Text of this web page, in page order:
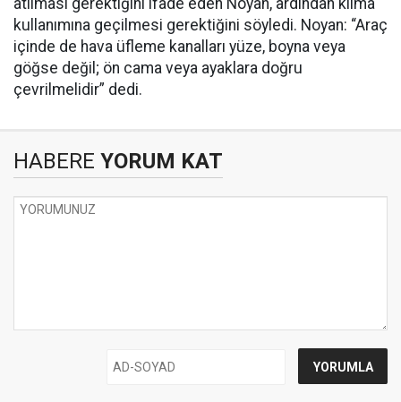
atılması gerektiğini ifade eden Noyan, ardından klima
kullanımına geçilmesi gerektiğini söyledi. Noyan: “Araç
içinde de hava üfleme kanalları yüze, boyna veya
göğse değil; ön cama veya ayaklara doğru
çevrilmelidir” dedi.
HABERE YORUM KAT